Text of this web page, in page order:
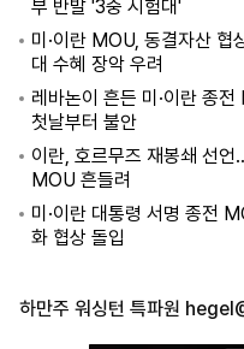
부 반발 '3중 시험대'
미·이란 MOU, 동결자산 협
대 수혜 장악 우려
레바논이 흔든 미·이란 종
첫날부터 불안
이란, 호르무즈 재봉쇄 선
MOU 흔들려
미·이란 대통령 서명 종전
화 협상 돌입
하만주 워싱턴 특파원